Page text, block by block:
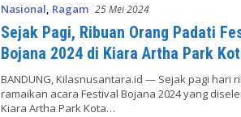
Nasional, Ragam 25 Mei 2024
Sejak Pagi, Ribuan Orang Padati
Bojana 2024 di Kiara Artha Park
BANDUNG, Kilasnusantara.id — Sejak pagi hari
ramaikan acara Festival Bojana 2024 yang
Kiara Artha Park Kota…